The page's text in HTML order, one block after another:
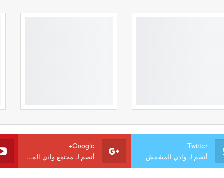
Twitter
أنضم لـ وادي المشمش
Google+
أنضم لـ مجتمع وادي المشمش